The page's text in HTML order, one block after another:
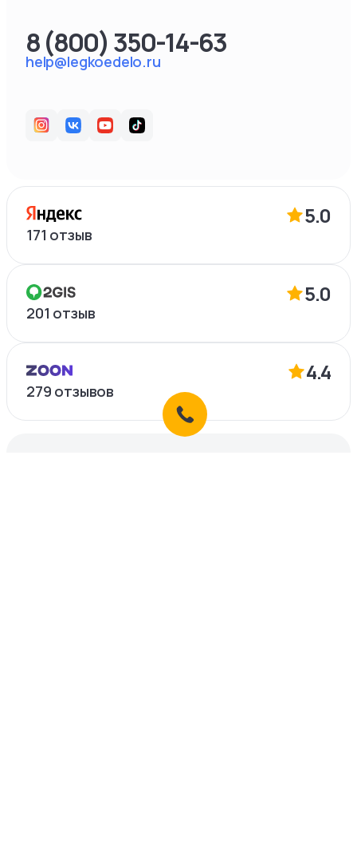
help@legkoedelo.ru
8 (800) 350-14-63
5.0
171 отзыв
5.0
201 отзыв
4.4
279 отзывов